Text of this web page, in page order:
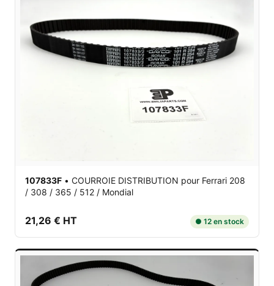
107833F • COURROIE DISTRIBUTION pour Ferrari 208
/ 308 / 365 / 512 / Mondial
21,26 € HT ● 12 en stock